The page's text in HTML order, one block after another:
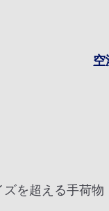
空
を超える手荷物